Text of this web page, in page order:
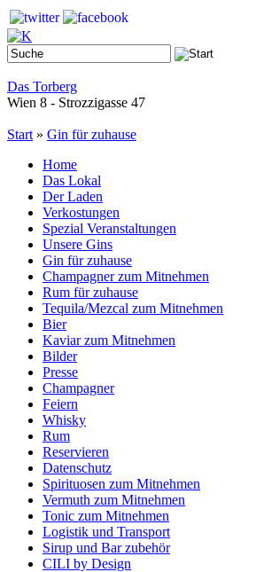
Das Torberg
Wien 8 - Strozzigasse 47
Start » Gin für zuhause
Home
Das Lokal
Der Laden
Verkostungen
Spezial Veranstaltungen
Unsere Gins
Gin für zuhause
Champagner zum Mitnehmen
Rum für zuhause
Tequila/Mezcal zum Mitnehmen
Bier
Kaviar zum Mitnehmen
Bilder
Presse
Champagner
Feiern
Whisky
Rum
Reservieren
Datenschutz
Spirituosen zum Mitnehmen
Vermuth zum Mitnehmen
Tonic zum Mitnehmen
Logistik und Transport
Sirup und Bar zubehör
CILI by Design